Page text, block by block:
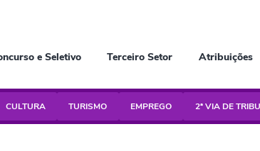
e Seletivo Terceiro Setor Atribuições
CULTURA TURISMO EMPREGO 2ª VIA DE